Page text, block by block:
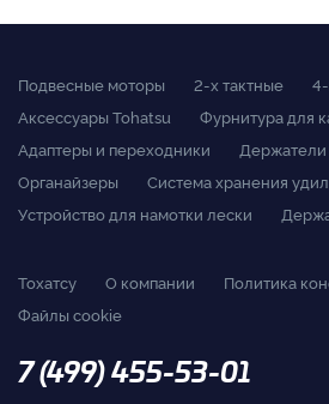
Подвесные моторы 2-x тактные
Аксессуары Tohatsu
Фурнитура для
Адаптеры и переходники
Держатели
Органайзеры
Система хранения
Устройство для намотки лески
Тохатсу О компании
Политика
Файлы cookie
7 (499) 455-53-01